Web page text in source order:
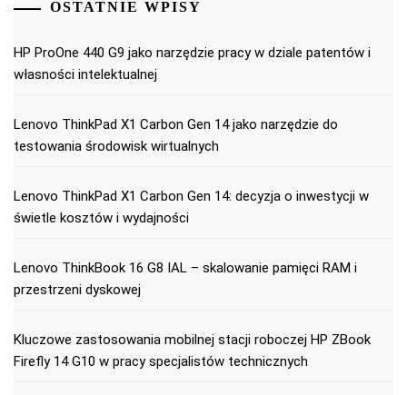
OSTATNIE WPISY
HP ProOne 440 G9 jako narzędzie pracy w dziale patentów i
własności intelektualnej
Lenovo ThinkPad X1 Carbon Gen 14 jako narzędzie do
testowania środowisk wirtualnych
Lenovo ThinkPad X1 Carbon Gen 14: decyzja o inwestycji w
świetle kosztów i wydajności
Lenovo ThinkBook 16 G8 IAL – skalowanie pamięci RAM i
przestrzeni dyskowej
Kluczowe zastosowania mobilnej stacji roboczej HP ZBook
Firefly 14 G10 w pracy specjalistów technicznych